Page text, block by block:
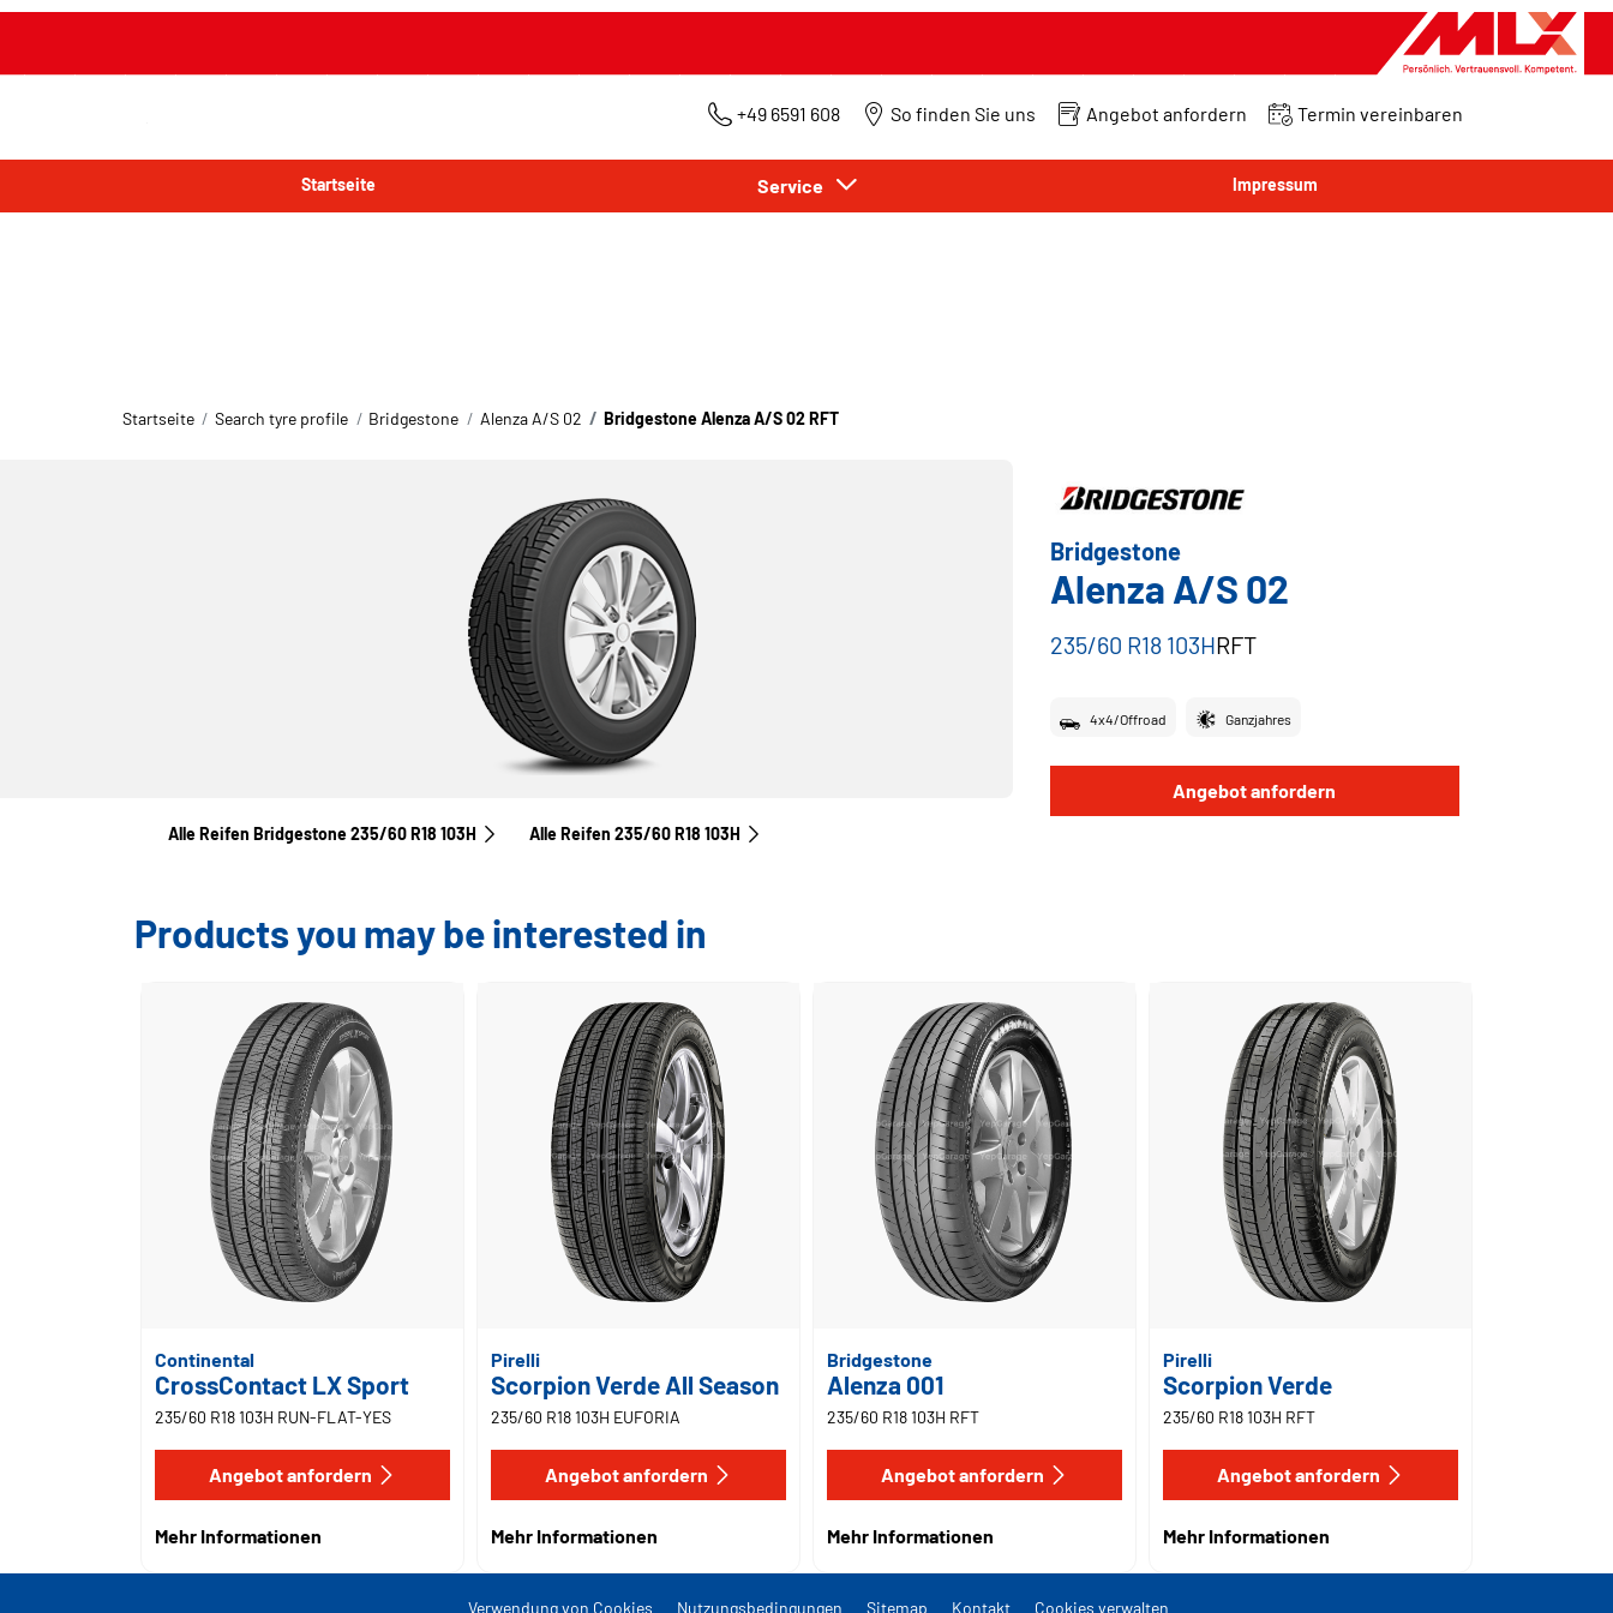
+49 6591 608 So finden Sie uns Angebot anfordern Termin vereinbaren
Startseite Service Impressum
Startseite Search tyre profile Bridgestone Alenza A/S 02 Bridgestone Alenza A/S 02 RFT
Alle Reifen Bridgestone 235/60 R18 103H Alle Reifen‎ 235/60 R18 103H
Bridgestone
Alenza A/S 02
235/60 R18 103HRFT
4x4/Offroad Ganzjahres
Angebot anfordern
Products you may be interested in
Continental
CrossContact LX Sport
235/60 R18 103H RUN-FLAT-YES
Angebot anfordern
Mehr Informationen
Pirelli
Scorpion Verde All Season
235/60 R18 103H EUFORIA
Angebot anfordern
Mehr Informationen
Bridgestone
Alenza 001
235/60 R18 103H RFT
Angebot anfordern
Mehr Informationen
Pirelli
Scorpion Verde
235/60 R18 103H RFT
Angebot anfordern
Mehr Informationen
Verwendung von Cookies Nutzungsbedingungen Sitemap Kontakt Cookies verwalten